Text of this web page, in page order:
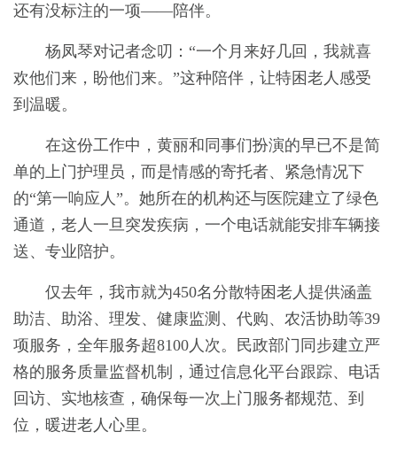
还有没标注的一项——陪伴。
杨凤琴对记者念叨：“一个月来好几回，我就喜
欢他们来，盼他们来。”这种陪伴，让特困老人感受
到温暖。
在这份工作中，黄丽和同事们扮演的早已不是简
单的上门护理员，而是情感的寄托者、紧急情况下
的“第一响应人”。她所在的机构还与医院建立了绿色
通道，老人一旦突发疾病，一个电话就能安排车辆接
送、专业陪护。
仅去年，我市就为450名分散特困老人提供涵盖
助洁、助浴、理发、健康监测、代购、农活协助等39
项服务，全年服务超8100人次。民政部门同步建立严
格的服务质量监督机制，通过信息化平台跟踪、电话
回访、实地核查，确保每一次上门服务都规范、到
位，暖进老人心里。